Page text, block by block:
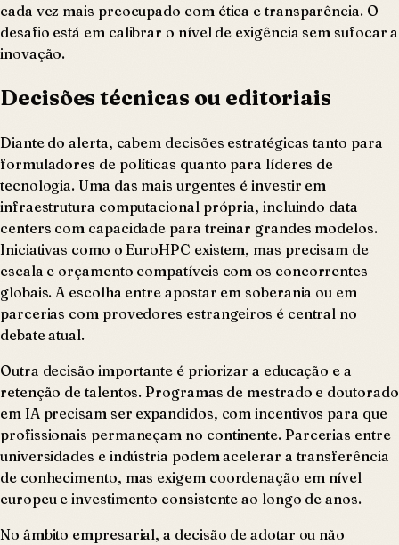
cada vez mais preocupado com ética e transparência. O
desafio está em calibrar o nível de exigência sem sufocar a
inovação.
Decisões técnicas ou editoriais
Diante do alerta, cabem decisões estratégicas tanto para
formuladores de políticas quanto para líderes de
tecnologia. Uma das mais urgentes é investir em
infraestrutura computacional própria, incluindo data
centers com capacidade para treinar grandes modelos.
Iniciativas como o EuroHPC existem, mas precisam de
escala e orçamento compatíveis com os concorrentes
globais. A escolha entre apostar em soberania ou em
parcerias com provedores estrangeiros é central no
debate atual.
Outra decisão importante é priorizar a educação e a
retenção de talentos. Programas de mestrado e doutorado
em IA precisam ser expandidos, com incentivos para que
profissionais permaneçam no continente. Parcerias entre
universidades e indústria podem acelerar a transferência
de conhecimento, mas exigem coordenação em nível
europeu e investimento consistente ao longo de anos.
No âmbito empresarial, a decisão de adotar ou não